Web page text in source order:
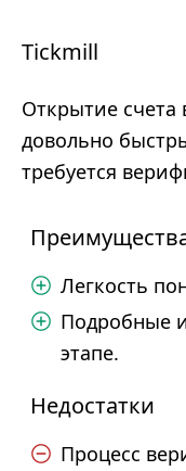
Tickmill
Открытие счета
довольно
требуется
Легкость
Подробные
этапе.
Недостатки
Процесс